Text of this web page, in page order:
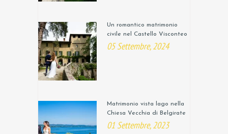
Un romantico matrimonio
civile nel Castello Visconteo
05 Settembre, 2024
Matrimonio vista lago nella
Chiesa Vecchia di Belgirate
01 Settembre, 2023